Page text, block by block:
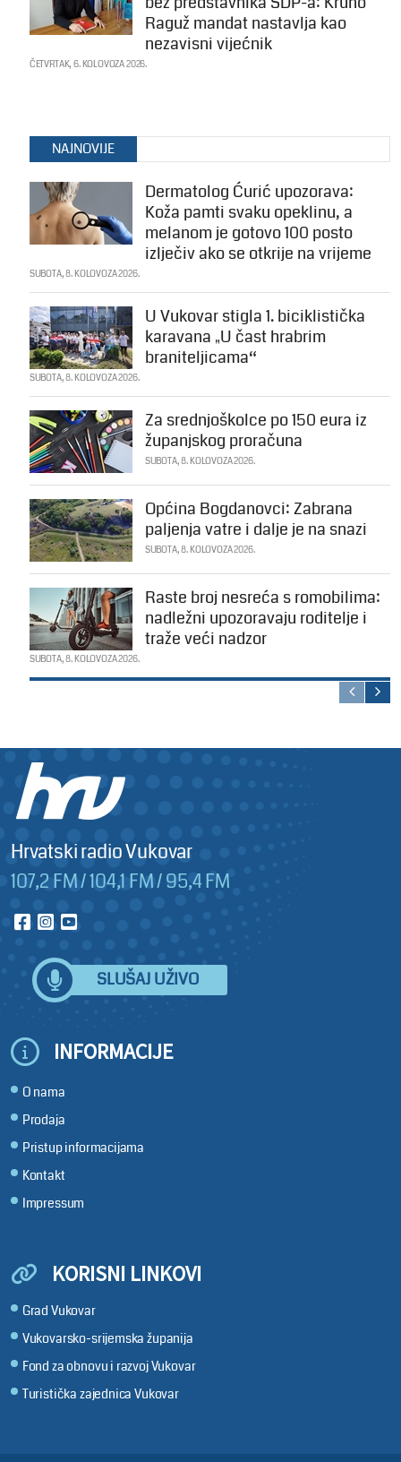
Raguž mandat nastavlja kao
nezavisni vijećnik
ČETVRTAK, 6. KOLOVOZA 2026.
NAJNOVIJE
Dermatolog Ćurić upozorava:
Koža pamti svaku opeklinu, a
melanom je gotovo 100 posto
izlječiv ako se otkrije na vrijeme
SUBOTA, 8. KOLOVOZA 2026.
U Vukovar stigla 1. biciklistička
karavana „U čast hrabrim
braniteljicama“
SUBOTA, 8. KOLOVOZA 2026.
Za srednjoškolce po 150 eura iz
županjskog proračuna
SUBOTA, 8. KOLOVOZA 2026.
Općina Bogdanovci: Zabrana
paljenja vatre i dalje je na snazi
SUBOTA, 8. KOLOVOZA 2026.
Raste broj nesreća s romobilima:
nadležni upozoravaju roditelje i
traže veći nadzor
SUBOTA, 8. KOLOVOZA 2026.
Hrvatski radio Vukovar
107,2 FM / 104,1 FM / 95,4 FM
SLUŠAJ UŽIVO
INFORMACIJE
O nama
Prodaja
Pristup informacijama
Kontakt
Impressum
KORISNI LINKOVI
Grad Vukovar
Vukovarsko-srijemska županija
Fond za obnovu i razvoj Vukovar
Turistička zajednica Vukovar